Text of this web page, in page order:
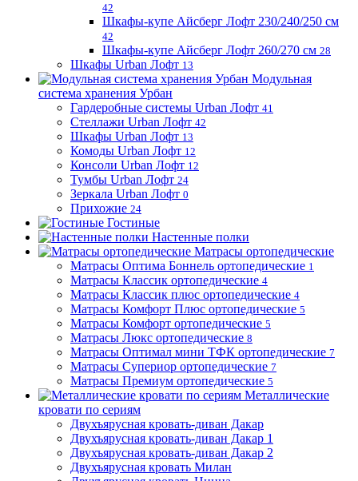
42
Шкафы-купе Айсберг Лофт 230/240/250 см
42
Шкафы-купе Айсберг Лофт 260/270 см 28
Шкафы Urban Лофт 13
Модульная
система хранения Урбан
Гардеробные системы Urban Лофт 41
Стеллажи Urban Лофт 42
Шкафы Urban Лофт 13
Комоды Urban Лофт 12
Консоли Urban Лофт 12
Тумбы Urban Лофт 24
Зеркала Urban Лофт 0
Прихожие 24
Гостиные
Настенные полки
Матрасы ортопедические
Матрасы Оптима Боннель ортопедические 1
Матрасы Классик ортопедические 4
Матрасы Классик плюс ортопедические 4
Матрасы Комфорт Плюс ортопедические 5
Матрасы Комфорт ортопедические 5
Матрасы Люкс ортопедические 8
Матрасы Оптимал мини ТФК ортопедические 7
Матрасы Супериор ортопедические 7
Матрасы Премиум ортопедические 5
Металлические
кровати по сериям
Двухъярусная кровать-диван Дакар
Двухъярусная кровать-диван Дакар 1
Двухъярусная кровать-диван Дакар 2
Двухъярусная кровать Милан